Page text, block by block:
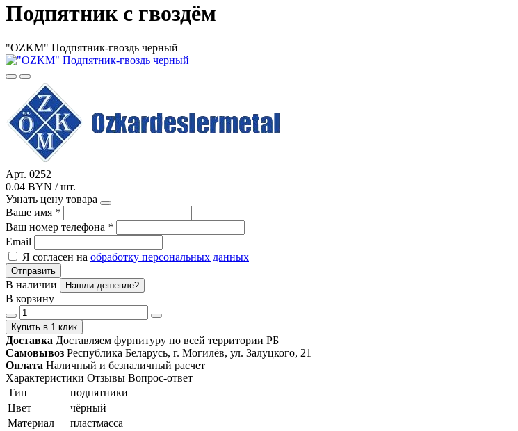
Подпятник с гвоздём
"OZKM" Подпятник-гвоздь черный
Арт. 0252
0.04 BYN / шт.
Узнать цену товара
Ваше имя *
Ваш номер телефона *
Email
Я согласен на обработку персональных данных
Отправить
В наличии Нашли дешевле?
В корзину
Купить в 1 клик
Доставка Доставляем фурнитуру по всей территории РБ
Самовывоз Республика Беларусь, г. Могилёв, ул. Залуцкого, 21
Оплата Наличный и безналичный расчет
Характеристики Отзывы Вопрос-ответ
Тип
подпятники
Цвет
чёрный
Материал
пластмасса